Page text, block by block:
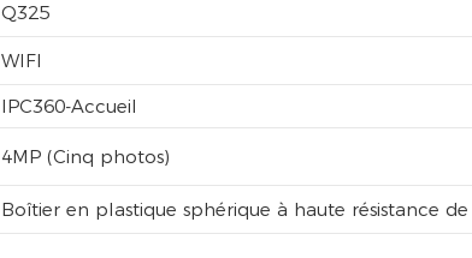
Q325
WIFI
IPC360-Accueil
4MP (Cinq photos)
Boîtier en plastique sphérique à haute résistance de